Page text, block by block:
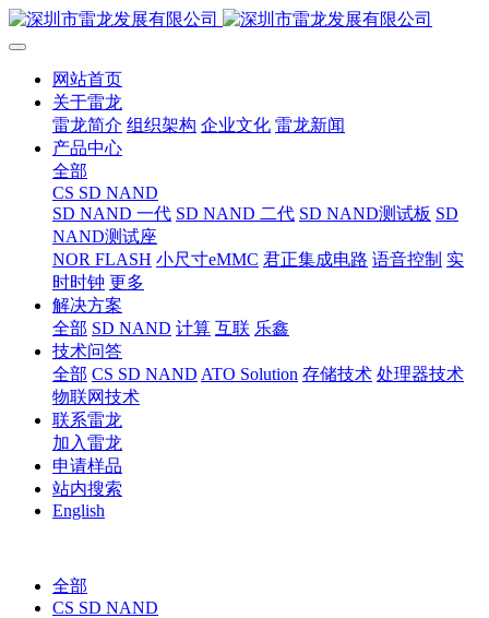
网站首页
关于雷龙
雷龙简介 组织架构 企业文化 雷龙新闻
产品中心
全部
CS SD NAND
SD NAND 一代 SD NAND 二代 SD NAND测试板 SD
NAND测试座
NOR FLASH 小尺寸eMMC 君正集成电路 语音控制 实
时时钟 更多
解决方案
全部 SD NAND 计算 互联 乐鑫
技术问答
全部 CS SD NAND ATO Solution 存储技术 处理器技术
物联网技术
联系雷龙
加入雷龙
申请样品
站内搜索
English
全部
CS SD NAND